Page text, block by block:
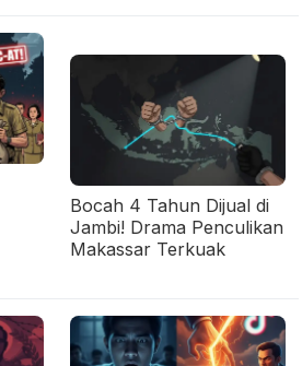
Bocah 4 Tahun Dijual di
Jambi! Drama Penculikan
Makassar Terkuak